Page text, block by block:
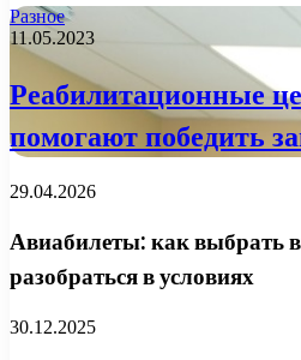
Разное
11.05.2023
Реабилитационные
помогают победить
29.04.2026
Авиабилеты: как выбрать
разобраться в условиях
30.12.2025